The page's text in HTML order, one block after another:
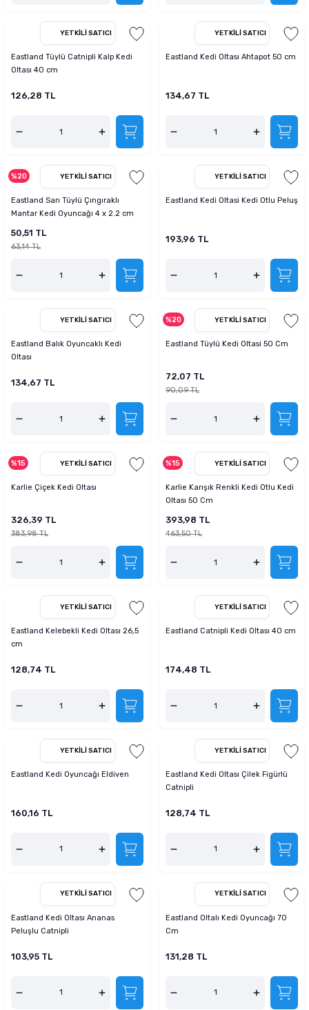
YETKILI SATICI
Eastland Tüylü Catnipli Kalp Kedi
Oltası 40 cm
126,28 TL
YETKILI SATICI
Eastland Kedi Oltası Ahtapot 50 cm
134,67 TL
%20 YETKILI SATICI
Eastland Sarı Tüylü Çıngıraklı
Mantar Kedi Oyuncağı 4 x 2.2 cm
50,51 TL
63,14 TL
YETKILI SATICI
Eastland Kedi Oltasi Kedi Otlu Peluş
193,96 TL
YETKILI SATICI
Eastland Balık Oyuncaklı Kedi
Oltası
134,67 TL
%20 YETKILI SATICI
Eastland Tüylü Kedi Oltasi 50 Cm
72,07 TL
90,09 TL
%15 YETKILI SATICI
Karlie Çiçek Kedi Oltası
326,39 TL
383,98 TL
%15 YETKILI SATICI
Karlie Karışık Renkli Kedi Otlu Kedi
Oltası 50 Cm
393,98 TL
463,50 TL
YETKILI SATICI
Eastland Kelebekli Kedi Oltası 26,5
cm
128,74 TL
YETKILI SATICI
Eastland Catnipli Kedi Oltası 40 cm
174,48 TL
YETKILI SATICI
Eastland Kedi Oyuncağı Eldiven
160,16 TL
YETKILI SATICI
Eastland Kedi Oltası Çilek Figürlü
Catnipli
128,74 TL
YETKILI SATICI
Eastland Kedi Oltası Ananas
Peluşlu Catnipli
103,95 TL
YETKILI SATICI
Eastland Oltalı Kedi Oyuncağı 70
Cm
131,28 TL